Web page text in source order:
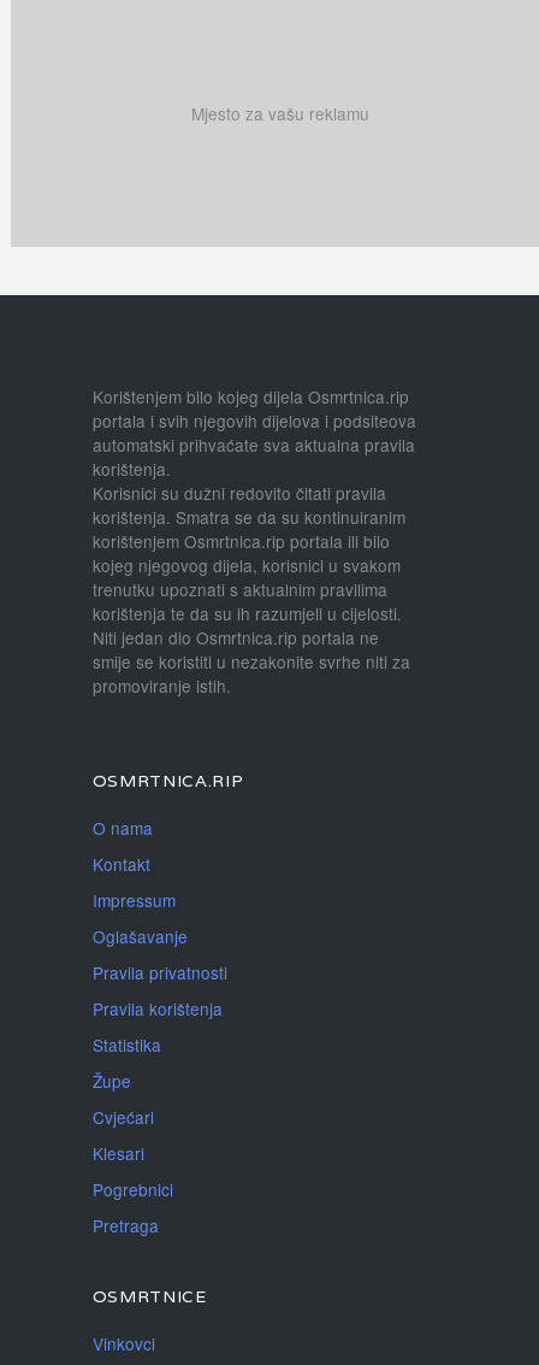
Mjesto za vašu reklamu
Korištenjem bilo kojeg dijela Osmrtnica.rip
portala i svih njegovih dijelova i podsiteova
automatski prihvaćate sva aktualna pravila
korištenja.
Korisnici su dužni redovito čitati pravila
korištenja. Smatra se da su kontinuiranim
korištenjem Osmrtnica.rip portala ili bilo
kojeg njegovog dijela, korisnici u svakom
trenutku upoznati s aktualnim pravilima
korištenja te da su ih razumjeli u cijelosti.
Niti jedan dio Osmrtnica.rip portala ne
smije se koristiti u nezakonite svrhe niti za
promoviranje istih.
OSMRTNICA.RIP
O nama
Kontakt
Impressum
Oglašavanje
Pravila privatnosti
Pravila korištenja
Statistika
Župe
Cvjećari
Klesari
Pogrebnici
Pretraga
OSMRTNICE
Vinkovci